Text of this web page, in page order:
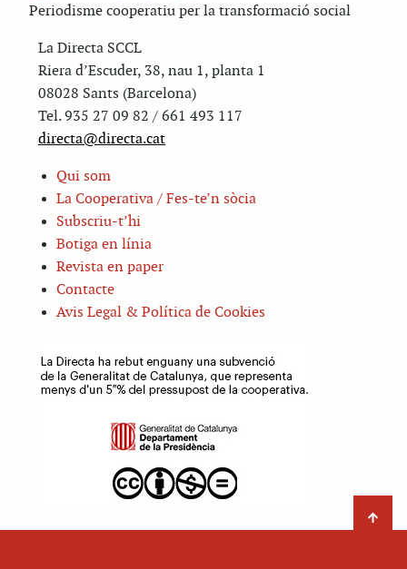
Periodisme cooperatiu per la transformació social
La Directa SCCL
Riera d’Escuder, 38, nau 1, planta 1
08028 Sants (Barcelona)
Tel. 935 27 09 82 / 661 493 117
directa@directa.cat
Qui som
La Cooperativa / Fes-te’n sòcia
Subscriu-t’hi
Botiga en línia
Revista en paper
Contacte
Avis Legal & Política de Cookies